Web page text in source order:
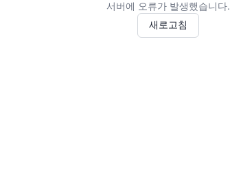
서버에 오류가 발생했습니다.
새로고침